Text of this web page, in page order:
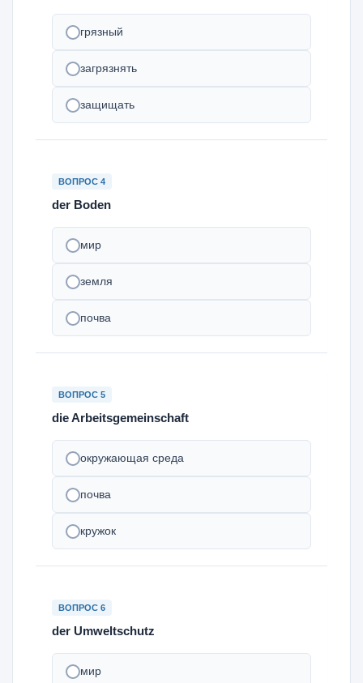
грязный
загрязнять
защищать
ВОПРОС 4
der Boden
мир
земля
почва
ВОПРОС 5
die Arbeitsgemeinschaft
окружающая среда
почва
кружок
ВОПРОС 6
der Umweltschutz
мир